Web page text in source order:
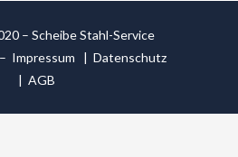
– Scheibe Stahl-Service
Impressum | Datenschutz
| AGB